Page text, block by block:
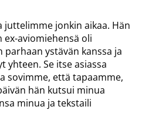
juttelimme jonkin aikaa. Hän
aviomiehensä oli
ystävän kanssa ja
Se itse asiassa
sovimme, että tapaamme,
hän kutsui minua
minua ja tekstaili